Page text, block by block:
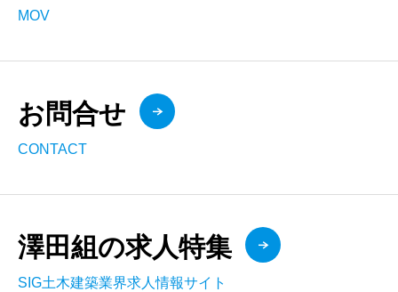
MOV
お問合せ
CONTACT
澤田組の求人特集
SIG土木建築業界求人情報サイト